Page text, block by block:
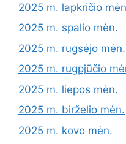
2025 m. lapkričio
2025 m. spalio mėn.
2025 m. rugsėjo mėn.
2025 m. rugpjūčio
2025 m. liepos mėn.
2025 m. birželio mėn.
2025 m. kovo mėn.